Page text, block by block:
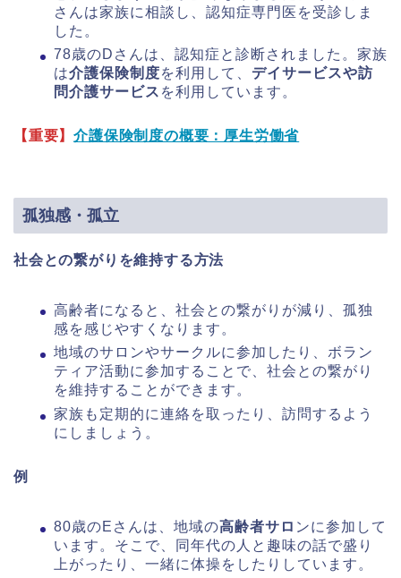
さんは家族に相談し、認知症専門医を受診しま
した。
78歳のDさんは、認知症と診断されました。家族
は介護保険制度を利用して、 デイサービスや訪
問介護サービス を利用しています。
【重要】介護保険制度の概要：厚生労働省
孤独感・孤立
社会との繋がりを維持する方法
高齢者になると、社会との繋がりが減り、孤独
感を感じやすくなります。
地域のサロンやサークルに参加したり、ボラン
ティア活動に参加することで、社会との繋がり
を維持することができます。
家族も定期的に連絡を取ったり、訪問するよう
にしましょう。
例
80歳のEさんは、地域の高齢者サロ ンに参加して
います。そこで、同年代の人と趣味の話で盛り
上がったり、一緒に体操をしたりしています。